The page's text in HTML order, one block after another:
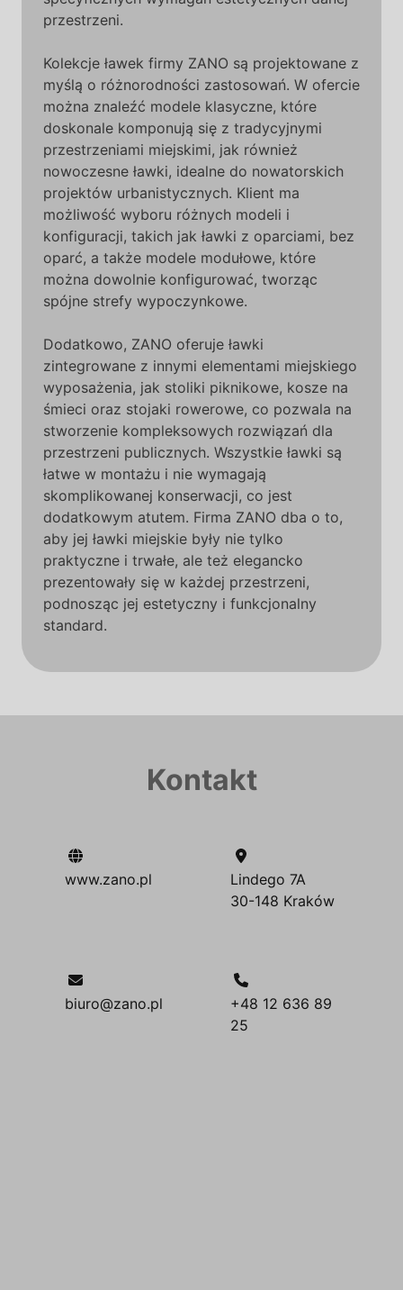
przestrzeni.
Kolekcje ławek firmy ZANO są projektowane z
myślą o różnorodności zastosowań. W ofercie
można znaleźć modele klasyczne, które
doskonale komponują się z tradycyjnymi
przestrzeniami miejskimi, jak również
nowoczesne ławki, idealne do nowatorskich
projektów urbanistycznych. Klient ma
możliwość wyboru różnych modeli i
konfiguracji, takich jak ławki z oparciami, bez
oparć, a także modele modułowe, które
można dowolnie konfigurować, tworząc
spójne strefy wypoczynkowe.
Dodatkowo, ZANO oferuje ławki
zintegrowane z innymi elementami miejskiego
wyposażenia, jak stoliki piknikowe, kosze na
śmieci oraz stojaki rowerowe, co pozwala na
stworzenie kompleksowych rozwiązań dla
przestrzeni publicznych. Wszystkie ławki są
łatwe w montażu i nie wymagają
skomplikowanej konserwacji, co jest
dodatkowym atutem. Firma ZANO dba o to,
aby jej ławki miejskie były nie tylko
praktyczne i trwałe, ale też elegancko
prezentowały się w każdej przestrzeni,
podnosząc jej estetyczny i funkcjonalny
standard.
Kontakt
www.zano.pl
Lindego 7A
30-148 Kraków
biuro@zano.pl
+48 12 636 89
25